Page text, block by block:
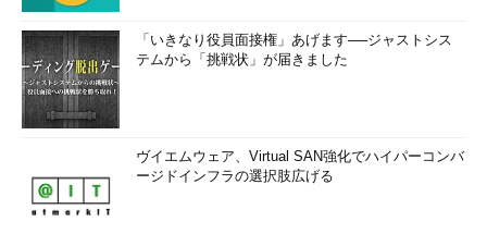
「いきなり役員面接権」あげます──ジャストシス
テムから「挑戦状」が届きました
ヴイエムウェア、Virtual SAN強化でハイパーコンバ
ージドインフラの選択肢広げる